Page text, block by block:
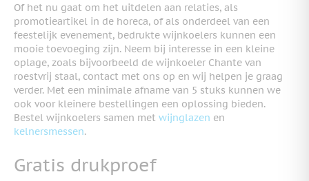
Of het nu gaat om het uitdelen aan relaties, als
promotieartikel in de horeca, of als onderdeel van een
feestelijk evenement, bedrukte wijnkoelers kunnen een
mooie toevoeging zijn. Neem bij interesse in een kleine
oplage, zoals bijvoorbeeld de wijnkoeler Chante van
roestvrij staal, contact met ons op en wij helpen je graag
verder. Met een minimale afname van 5 stuks kunnen we
ook voor kleinere bestellingen een oplossing bieden.
Bestel wijnkoelers samen met wijnglazen en
kelnersmessen.
Gratis drukproef